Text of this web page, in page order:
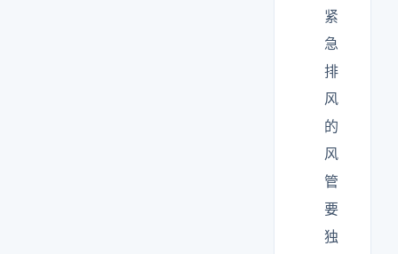
紧
急
排
风
的
风
管
要
独